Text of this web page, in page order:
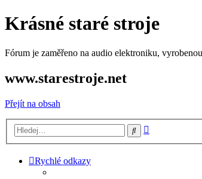
Krásné staré stroje
Fórum je zaměřeno na audio elektroniku,
www.starestroje.net
Přejít na obsah
Hledat
Rychlé odkazy